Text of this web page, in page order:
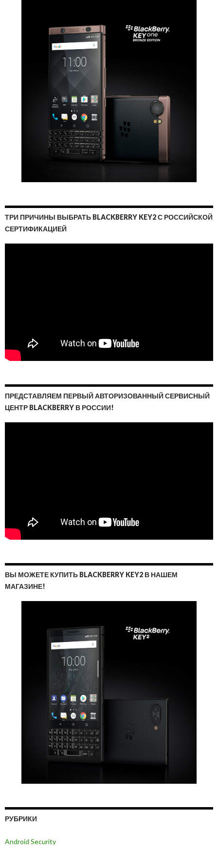
ТРИ ПРИЧИНЫ ВЫБРАТЬ BLACKBERRY KEY2 С РОССИЙСКОЙ
СЕРТИФИКАЦИЕЙ
ПРЕДСТАВЛЯЕМ ПЕРВЫЙ АВТОРИЗОВАННЫЙ СЕРВИСНЫЙ
ЦЕНТР BLACKBERRY В РОССИИ!
ВЫ МОЖЕТЕ КУПИТЬ BLACKBERRY KEY2 В НАШЕМ
МАГАЗИНЕ!
РУБРИКИ
Android Security